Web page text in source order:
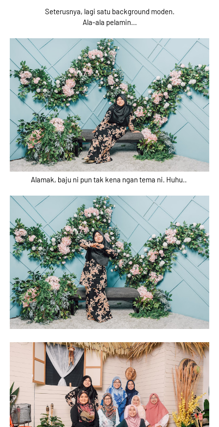
Seterusnya, lagi satu background moden.
Ala-ala pelamin...
Alamak, baju ni pun tak kena ngan tema ni. Huhu..